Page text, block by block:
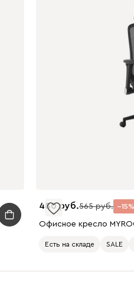
480 565 15
Офисное кресло
Есть на складе SALE